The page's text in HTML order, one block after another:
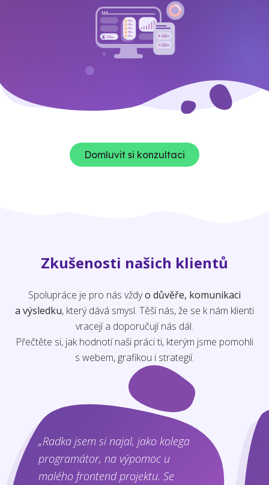
Domluvit si konzultaci
Zkušenosti našich klientů
Spolupráce je pro nás vždyo důvěře, komunikaci
a výsledku, který dává smysl. Těší nás, že se k nám klienti
vracejí a doporučují nás dál.
Přečtěte si, jak hodnotí naši práci ti, kterým jsme pomohli
s webem, grafikou i strategií.
„Radka jsem si najal, jako kolega
programátor, na výpomoc u
malého frontend projektu. Se